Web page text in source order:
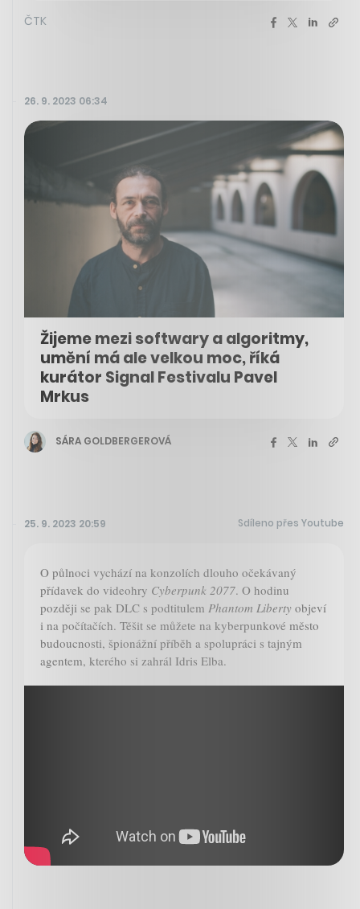
ČTK
26. 9. 2023 06:34
Žijeme mezi softwary a algoritmy,
umění má ale velkou moc, říká
kurátor Signal Festivalu Pavel
Mrkus
SÁRA GOLDBERGEROVÁ
25. 9. 2023 20:59 Sdíleno přes Youtube
O půlnoci vychází na konzolích dlouho očekávaný
přídavek do videohry Cyberpunk 2077. O hodinu
později se pak DLC s podtitulem Phantom Liberty objeví
i na počítačích. Těšit se můžete na kyberpunkové město
budoucnosti, špionážní příběh a spolupráci s tajným
agentem, kterého si zahrál Idris Elba.